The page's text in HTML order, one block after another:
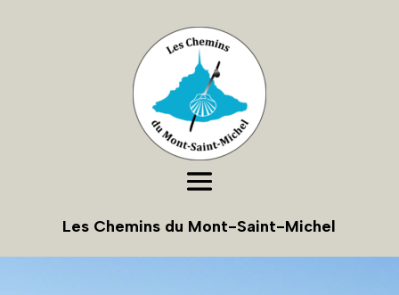
Les Chemins du Mont-Saint-Michel